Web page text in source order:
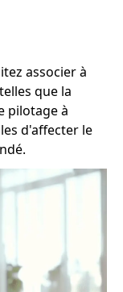
associer à
que la
pilotage à
d'affecter le